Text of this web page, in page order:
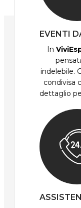
EVENTI
In
indelebile.
condivisa
dettaglio